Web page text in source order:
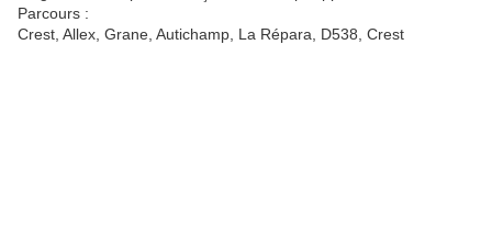
Parcours :
Crest, Allex, Grane, Autichamp, La Répara, D538, Crest